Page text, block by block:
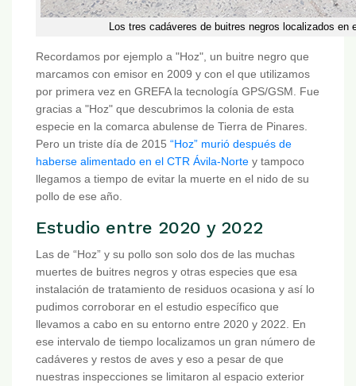
Los tres cadáveres de buitres negros localizados en
Recordamos por ejemplo a "Hoz", un buitre negro que
marcamos con emisor en 2009 y con el que utilizamos
por primera vez en GREFA la tecnología GPS/GSM. Fue
gracias a "Hoz" que descubrimos la colonia de esta
especie en la comarca abulense de Tierra de Pinares.
Pero un triste día de 2015 “Hoz” murió después de
haberse alimentado en el CTR Ávila-Norte y tampoco
llegamos a tiempo de evitar la muerte en el nido de su
pollo de ese año.
Estudio entre 2020 y 2022
Las de “Hoz” y su pollo son solo dos de las muchas
muertes de buitres negros y otras especies que esa
instalación de tratamiento de residuos ocasiona y así lo
pudimos corroborar en el estudio específico que
llevamos a cabo en su entorno entre 2020 y 2022. En
ese intervalo de tiempo localizamos un gran número de
cadáveres y restos de aves y eso a pesar de que
nuestras inspecciones se limitaron al espacio exterior